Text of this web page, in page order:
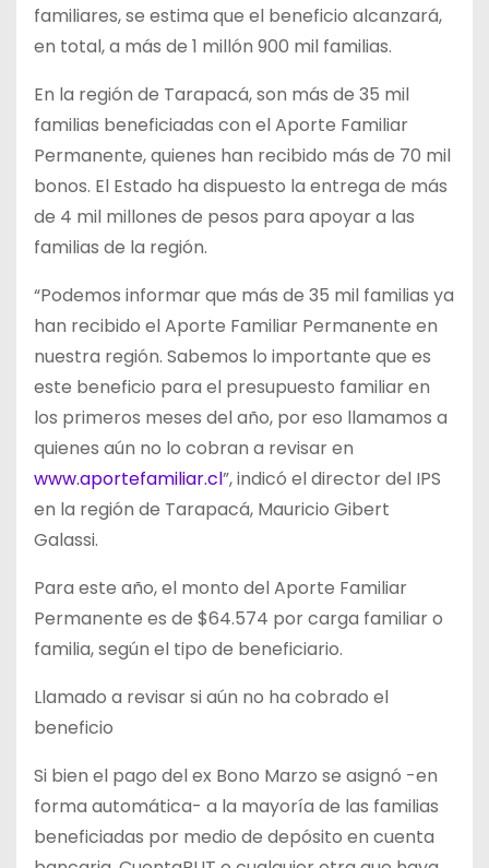
familiares, se estima que el beneficio alcanzará,
en total, a más de 1 millón 900 mil familias.
En la región de Tarapacá, son más de 35 mil
familias beneficiadas con el Aporte Familiar
Permanente, quienes han recibido más de 70 mil
bonos. El Estado ha dispuesto la entrega de más
de 4 mil millones de pesos para apoyar a las
familias de la región.
“Podemos informar que más de 35 mil familias ya
han recibido el Aporte Familiar Permanente en
nuestra región. Sabemos lo importante que es
este beneficio para el presupuesto familiar en
los primeros meses del año, por eso llamamos a
quienes aún no lo cobran a revisar en
www.aportefamiliar.cl”, indicó el director del IPS
en la región de Tarapacá, Mauricio Gibert
Galassi.
Para este año, el monto del Aporte Familiar
Permanente es de $64.574 por carga familiar o
familia, según el tipo de beneficiario.
Llamado a revisar si aún no ha cobrado el
beneficio
Si bien el pago del ex Bono Marzo se asignó -en
forma automática- a la mayoría de las familias
beneficiadas por medio de depósito en cuenta